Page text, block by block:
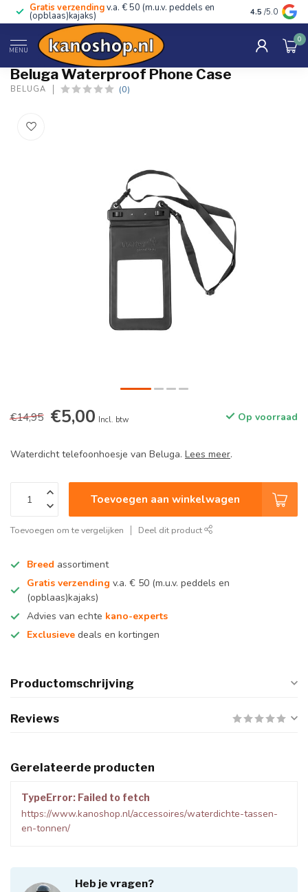
Gratis verzendingv.a. € 50 (m.u.v. peddels en
(opblaas)kajaks) Advies van
4.5 /5.0
MENU
0
Home / Waterproof Phone Case
Beluga Waterproof Phone Case
BELUGA (0)
€14,95 €5,00 Incl. btw Op voorraad
Waterdicht telefoonhoesje van Beluga. Lees meer.
Toevoegen aan winkelwagen
Toevoegen om te vergelijken Deel dit product
Breed assortiment
Gratis verzending v.a. € 50 (m.u.v. peddels en
(opblaas)kajaks)
Advies van echte kano-experts
Exclusieve deals en kortingen
Productomschrijving
Reviews
Gerelateerde producten
TypeError: Failed to fetch
https://www.kanoshop.nl/accessoires/waterdichte-tassen-
en-tonnen/
Heb je vragen?